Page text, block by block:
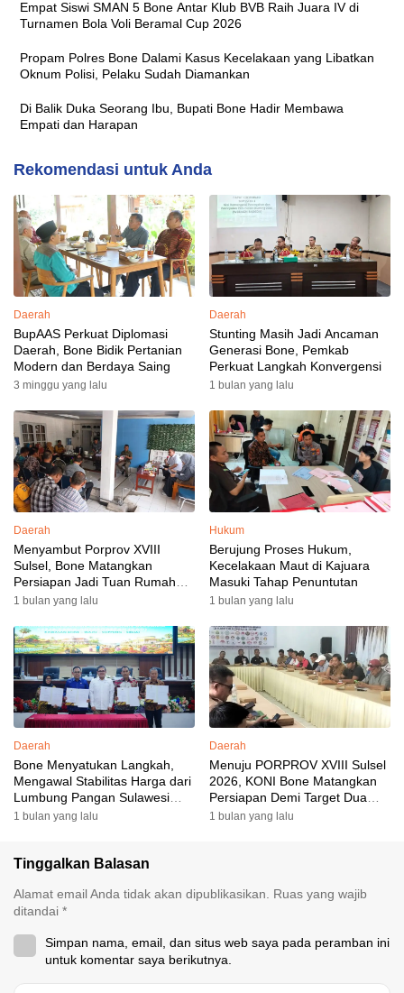
Empat Siswi SMAN 5 Bone Antar Klub BVB Raih Juara IV di
Turnamen Bola Voli Beramal Cup 2026
Propam Polres Bone Dalami Kasus Kecelakaan yang Libatkan
Oknum Polisi, Pelaku Sudah Diamankan
Di Balik Duka Seorang Ibu, Bupati Bone Hadir Membawa
Empati dan Harapan
Rekomendasi untuk Anda
Daerah
BupAAS Perkuat Diplomasi
Daerah, Bone Bidik Pertanian
Modern dan Berdaya Saing
3 minggu yang lalu
Daerah
Stunting Masih Jadi Ancaman
Generasi Bone, Pemkab
Perkuat Langkah Konvergensi
1 bulan yang lalu
Daerah
Menyambut Porprov XVIII
Sulsel, Bone Matangkan
Persiapan Jadi Tuan Rumah
yang Berkesan: Wakil Bupati
Targetkan Venue dan
Akomodasi Rampung
1 bulan yang lalu
Hukum
Berujung Proses Hukum,
Kecelakaan Maut di Kajuara
Masuki Tahap Penuntutan
1 bulan yang lalu
Daerah
Bone Menyatukan Langkah,
Mengawal Stabilitas Harga dari
Lumbung Pangan Sulawesi
Selatan
1 bulan yang lalu
Daerah
Menuju PORPROV XVIII Sulsel
2026, KONI Bone Matangkan
Persiapan Demi Target Dua
Besar
1 bulan yang lalu
Tinggalkan Balasan
Alamat email Anda tidak akan dipublikasikan.
Ruas yang wajib
ditandai *
Simpan nama, email, dan situs web saya pada peramban ini
untuk komentar saya berikutnya.